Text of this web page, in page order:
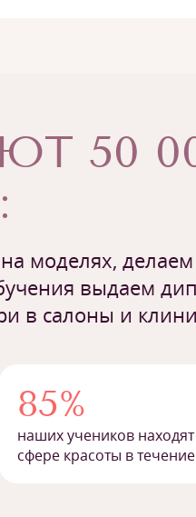
50
моделях,
выдаем
в салоны и
85%
наших учеников
сфере красоты в